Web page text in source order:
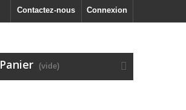
Connexion
Contactez-nous
Panier (vide)